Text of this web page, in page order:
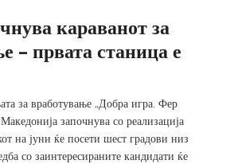
караванот за
– првата станица е
за вработување „Добра игра. Фер
започнува со реализација
на јуни ќе посети шест градови низ
со заинтересираните кандидати ќе